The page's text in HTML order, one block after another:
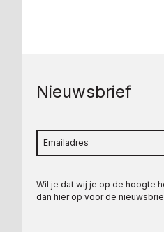
Nieuwsbrief
Wil je dat wij je op de hoogte
dan hier op voor de